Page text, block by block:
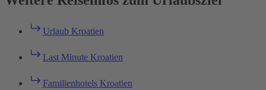
Urlaub Kroatien
Last Minute Kroatien
Familienhotels Kroatien